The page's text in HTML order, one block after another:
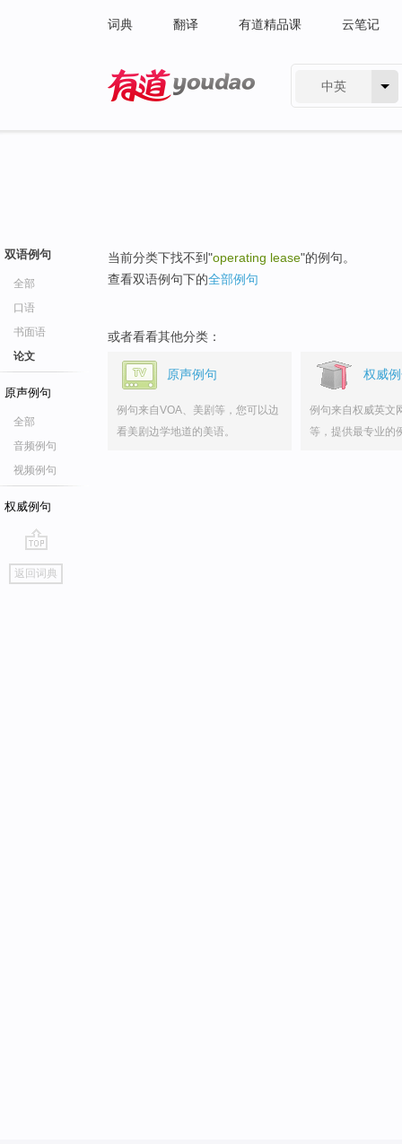
词典 翻译 有道精品课 云笔记
中英
双语例句
全部
口语
书面语
论文
原声例句
全部
音频例句
视频例句
权威例句
go
top
返回词典
当前分类下找不到"operating lease"的例句。
查看双语例句下的全部例句
或者看看其他分类：
原声例句
例句来自VOA、美剧等，您可以边
看美剧边学地道的美语。
权威
例句来自权威英文
等，提供最专业的